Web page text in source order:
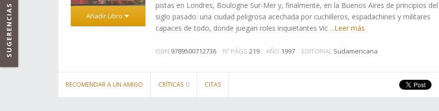
Añadir Libro
pistas en Londres, Boulogne Sur-Mer y, finalmente, en la Buenos Aires de principios del
siglo pasado: una ciudad peligrosa acechada por cuchilleros, espadachines y militares
capaces de todo, donde juegan roles inquietantes Vic ...Leer más
ISBN 9789500712736 Nº PÁGS 219 AÑO 1997 EDITORIAL Sudamericana
RECOMENDAR A UN AMIGO CRÍTICAS 0 CITAS
SUGERENCIAS